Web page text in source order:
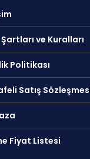
ve Kuralları
Politikası
Satış
Fiyat Listesi